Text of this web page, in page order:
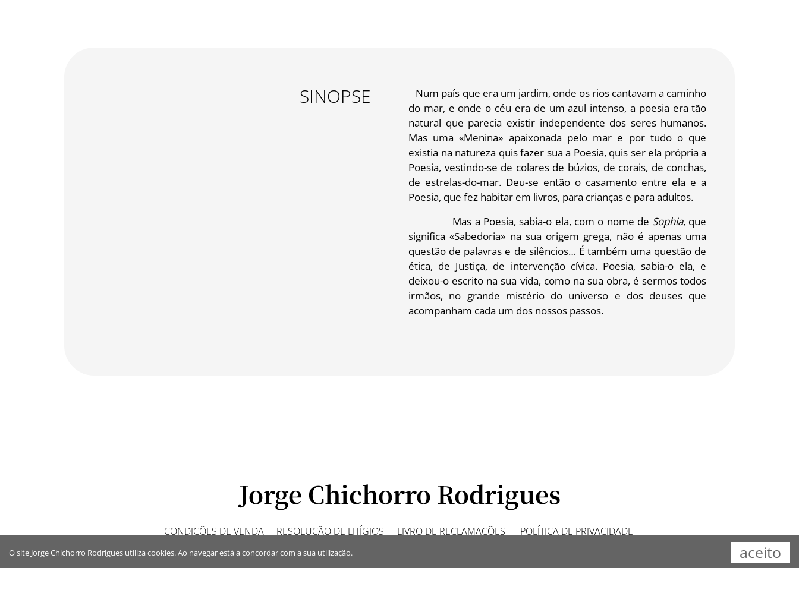
SINOPSE
Num país que era um jardim, onde os rios cantavam a caminho
do mar, e onde o céu era de um azul intenso, a poesia era tão
natural que parecia existir independente dos seres humanos.
Mas uma «Menina» apaixonada pelo mar e por tudo o que
existia na natureza quis fazer sua a Poesia, quis ser ela própria a
Poesia, vestindo-se de colares de búzios, de corais, de conchas,
de estrelas-do-mar. Deu-se então o casamento entre ela e a
Poesia, que fez habitar em livros, para crianças e para adultos.
Mas a Poesia, sabia-o ela, com o nome de Sophia, que
significa «Sabedoria» na sua origem grega, não é apenas uma
questão de palavras e de silêncios… É também uma questão de
ética, de Justiça, de intervenção cívica. Poesia, sabia-o ela, e
deixou-o escrito na sua vida, como na sua obra, é sermos todos
irmãos, no grande mistério do universo e dos deuses que
acompanham cada um dos nossos passos.
Jorge Chichorro Rodrigues
CONDIÇÕES DE VENDA RESOLUÇÃO DE LITÍGIOS LIVRO DE RECLAMAÇÕES POLÍTICA DE PRIVACIDADE
O site Jorge Chichorro Rodrigues utiliza cookies. Ao navegar está a concordar com a sua utilização. aceito